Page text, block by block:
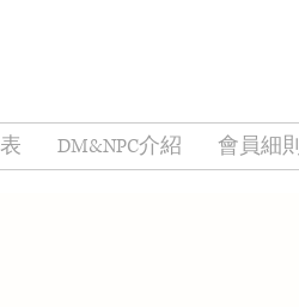
DM&NPC介紹 會員細則